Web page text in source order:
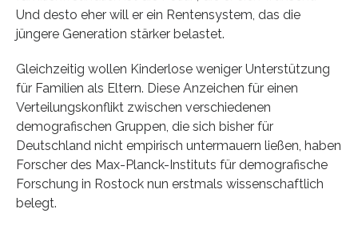
Und desto eher will er ein Rentensystem, das die
jüngere Generation stärker belastet.
Gleichzeitig wollen Kinderlose weniger Unterstützung
für Familien als Eltern. Diese Anzeichen für einen
Verteilungskonflikt zwischen verschiedenen
demografischen Gruppen, die sich bisher für
Deutschland nicht empirisch untermauern ließen, haben
Forscher des Max-Planck-Instituts für demografische
Forschung in Rostock nun erstmals wissenschaftlich
belegt.